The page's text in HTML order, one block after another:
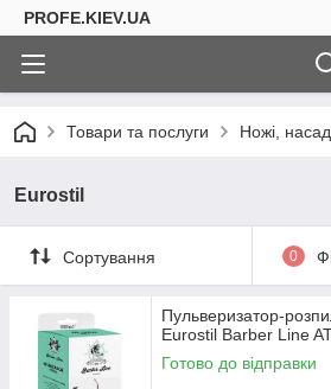
PROFE.KIEV.UA
Товари та послуги Ножі,
Eurostil
Сортування 0
Пульверизатор-
Eurostil Barber Line
Готово до відправки